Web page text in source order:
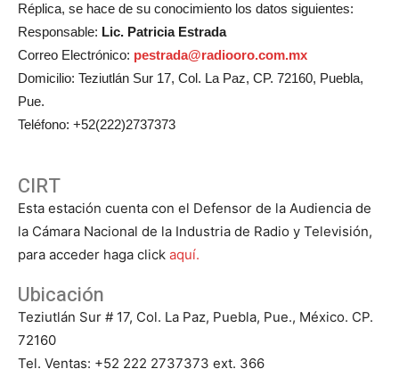
Réplica, se hace de su conocimiento los datos siguientes:
Responsable: Lic. Patricia Estrada
Correo Electrónico: pestrada@radiooro.com.mx
Domicilio: Teziutlán Sur 17, Col. La Paz, CP. 72160, Puebla,
Pue.
Teléfono: +52(222)2737373
CIRT
Esta estación cuenta con el Defensor de la Audiencia de
la Cámara Nacional de la Industria de Radio y Televisión,
para acceder haga click aquí.
Ubicación
Teziutlán Sur # 17, Col. La Paz, Puebla, Pue., México. CP.
72160
Tel. Ventas: +52 222 2737373 ext. 366